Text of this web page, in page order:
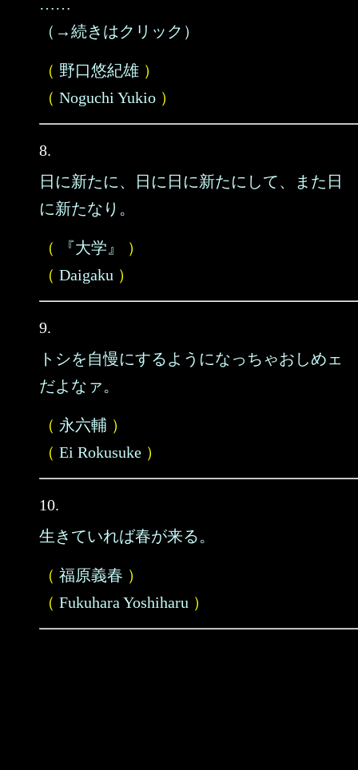
……
（→続きはクリック）
（ 野口悠紀雄 ）
（ Noguchi Yukio ）
8.
日に新たに、日に日に新たにして、また日
に新たなり。
（ 『大学』
）
（ Daigaku ）
9.
トシを自慢にするようになっちゃおしめェ
だよなァ。
（ 永六輔 ）
（ Ei Rokusuke ）
10.
生きていれば春が来る。
（ 福原義春 ）
（ Fukuhara Yoshiharu ）